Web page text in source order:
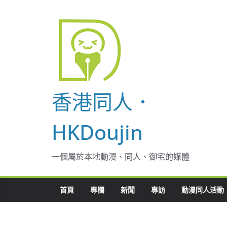
香港同人．
HKDoujin
一個屬於本地動漫、同人、御宅的媒體
首頁 專欄 新聞 專訪 動漫同人活動